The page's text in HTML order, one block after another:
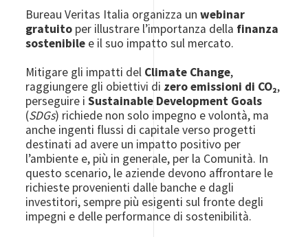
Bureau Veritas Italia organizza unwebinar
gratuito per illustrare l’importanza della finanza
sostenibile e il suo impatto sul mercato.
Mitigare gli impatti del Climate Change,
raggiungere gli obiettivi di zero emissioni di CO₂,
perseguire iSustainable Development Goals
(SDGs) richiede non solo impegno e volontà, ma
anche ingenti flussi di capitale verso progetti
destinati ad avere un impatto positivo per
l’ambiente e, più in generale, per la Comunità. In
questo scenario, le aziende devono affrontare le
richieste provenienti dalle banche e dagli
investitori, sempre più esigenti sul fronte degli
impegni e delle performance di sostenibilità.